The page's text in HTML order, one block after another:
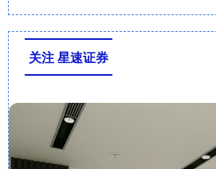
关注 星速证券